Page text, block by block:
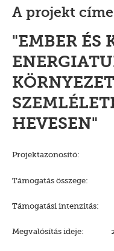
A projekt
"EMBER ÉS
HEVESEN"
Projektazonosító:
Támogatás összege:
Támogatási intenzitás:
Megvalósítás ideje: